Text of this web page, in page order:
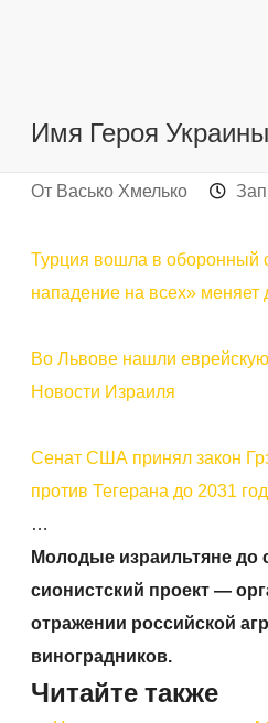
Имя Героя
От Васько Хмелько
Турция вошла в оборонный
нападение на всех» меняет
Во Львове нашли
Новости Израиля
Сенат США принял закон
против Тегерана до 2031
…
Молодые израильтяне до
сионистский проект —
отражении российской
виноградников.
Читайте также